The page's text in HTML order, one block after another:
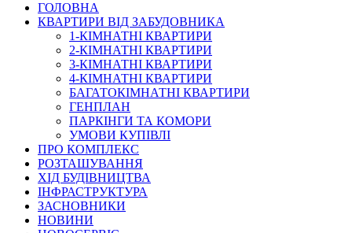
ГОЛОВНА
КВАРТИРИ ВІД ЗАБУДОВНИКА
1-КІМНАТНІ КВАРТИРИ
2-КІМНАТНІ КВАРТИРИ
3-КІМНАТНІ КВАРТИРИ
4-КІМНАТНІ КВАРТИРИ
БАГАТОКІМНАТНІ КВАРТИРИ
ГЕНПЛАН
ПАРКІНГИ ТА КОМОРИ
УМОВИ КУПІВЛІ
ПРО КОМПЛЕКС
РОЗТАШУВАННЯ
ХІД БУДІВНИЦТВА
ІНФРАСТРУКТУРА
ЗАСНОВНИКИ
НОВИНИ